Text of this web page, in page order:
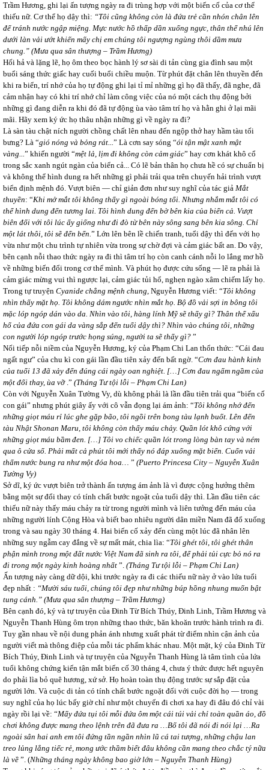
Trầm Hương, ghi lại ấn tượng ngày ra đi trùng hợp với một biến cố của cơ thể
thiếu nữ. Cơ thể họ dậy thì: “Tôi cũng không còn là đứa trẻ cần nhón chân lên
để tránh nước ngập miệng. Mực nước hồ thấp dần xuống ngực, thân thể nhú lên
dưới làn vải ướt khiến mấy chị em chúng tôi ngượng ngùng thôi dầm mưa
chung.” (Mưa qua sân thượng – Trầm Hương)
Hối hả và lặng lẽ, họ ôm theo bọc hành lý sơ sài di tản cùng gia đình sau một
buổi sáng thức giấc hay cuối buổi chiều muộn. Từ phút đặt chân lên thuyền đến
khi ra biển, trí nhớ của họ tự động ghi lại tỉ mỉ những gì họ đã thấy, đã nghe, đã
cảm nhận hay có khi trí nhớ chỉ làm công việc của nó một cách thụ động bởi
những gì đang diễn ra khi đó đã tự động ùa vào tâm trí họ và hằn ghi ở lại mãi
mãi. Hãy xem ký ức họ thâu nhận những gì về ngày ra đi?
Là sàn tàu chật ních người chồng chất lên nhau đến ngộp thở hay hầm tàu tối
bưng? Là “gió nóng và bỏng rát...” Là cơn say sóng “ói tận mật xanh mật
vàng...” khiến người “mệt lả, lịm đi không còn cảm giác” hay cơn khát khô cổ
trong sắc xanh ngút ngàn của biển cả... Có lẽ bản thân họ chưa hề có sự chuẩn bị
và không thể hình dung ra hết những gì phải trải qua trên chuyến hải trình vượt
biển định mệnh đó. Vượt biên ― chỉ giản đơn như suy nghĩ của tác giả Mắt
thuyền: “Khi mở mắt tôi không thấy gì ngoài bóng tối. Nhưng nhắm mắt tôi có
thể hình dung đến tương lai. Tôi hình dung đến bờ bên kia của biển cả. Vượt
biên đối với tôi lúc ấy giống như đi đò từ bên này sông sang bên kia sông. Chỉ
một lát thôi, tôi sẽ đến bến.” Lớn lên bên lề chiến tranh, tuổi dậy thì đến với họ
vừa như một chu trình tự nhiên vừa trong sự chờ đợi và cảm giác bất an. Do vậy,
bên cạnh nỗi thao thức ngày ra đi thì tâm trí họ còn canh cánh nỗi lo lắng mơ hồ
về những biến đổi trong cơ thể mình. Và phút họ được cứu sống ― lẽ ra phải là
cảm giác mừng vui thì ngược lại, cảm giác tủi hổ, nghẹn ngào xâm chiếm lấy họ.
Trong tự truyện Cyanide chẳng mệnh chung, Nguyễn Hương viết: “Tôi không
nhìn thấy mặt họ. Tôi không dám ngước nhìn mắt họ. Bộ đồ vải sợi in bông tôi
mặc lóp ngóp dán vào da. Nhìn vào tôi, hàng lính Mỹ sẽ thấy gì? Thân thể xấu
hổ của đứa con gái da vàng sắp đến tuổi dậy thì? Nhìn vào chúng tôi, những
con người lóp ngóp trước họng súng, người ta sẽ thấy gì? ”
Nối tiếp nỗi niềm của Nguyễn Hương, ký của Phạm Chi Lan thổn thức: “Cái đau
ngất ngư” của chu kì con gái lần đầu tiên xảy đến bất ngờ. “Cơn đau hành kinh
của tuổi 13 đã xảy đến đúng cái ngày oan nghiệt. […] Cơn đau ngấm ngầm của
một đổi thay, ùa vỡ.” (Tháng Tư tội lỗi – Phạm Chi Lan)
Còn với Nguyễn Xuân Tường Vy, dù không phải là lần đầu tiên trải qua “biến cố
con gái” nhưng phút giây ấy với cô vẫn đọng lại ám ảnh: “Tôi không nhớ đến
những giọt máu rỉ lúc ghe gặp bão, tôi ngồi trên bong tàu lạnh buốt. Lên đến
tàu Nhật Shonan Maru, tôi không còn thấy máu chảy. Quần lót khô cứng với
những giọt máu bầm đen. […] Tôi vo chiếc quần lót trong lòng bàn tay và ném
qua ô cửa sổ. Phải mất cả phút tôi mới thấy nó đáp xuống mặt biển. Cuốn vải
thấm nước bung ra như một đóa hoa… ” (Puerto Princesa City – Nguyễn Xuân
Tường Vy)
Sở dĩ, ký ức vượt biên trở thành ấn tượng ám ảnh là vì được cộng hưởng thêm
bằng một sự đổi thay có tính chất bước ngoặt của tuổi dậy thì. Lần đầu tiên các
thiếu nữ này thấy máu chảy ra từ trong người mình và liên tưởng đến máu của
những người lính Cộng Hòa và biết bao nhiêu người dân miền Nam đã đổ xuống
trong và sau ngày 30 tháng 4. Hai biến cố xảy đến cùng một lúc đã nhân lên
những suy ngẫm cay đắng về sự mất mát, chia lìa: “Tôi ghét tôi, tôi ghét thân
phận mình trong một đất nước Việt Nam đã sinh ra tôi, để phải tủi cực bỏ nó ra
đi trong một ngày kinh hoàng nhất ”. (Tháng Tư tội lỗi – Phạm Chi Lan)
Ấn tượng này càng dữ dội, khi trước ngày ra đi các thiếu nữ này ở vào lứa tuổi
đẹp nhất : “Mười sáu tuổi, chúng tôi đẹp như những búp hồng nhung muốn bật
tung cánh.” (Mưa qua sân thượng – Trầm Hương)
Bên cạnh đó, ký và tự truyện của Đinh Từ Bích Thúy, Đinh Linh, Trầm Hương và
Nguyễn Thanh Hùng ôm trọn những thao thức, băn khoăn trước hành trình ra đi.
Tuy gần nhau về nội dung phản ánh nhưng xuất phát từ điểm nhìn cận ảnh của
người viết mà thông điệp của mỗi tác phẩm khác nhau. Một mặt, ký của Đinh Từ
Bích Thúy, Đinh Linh và tự truyện của Nguyễn Thanh Hùng là tâm tình của lứa
tuổi không chứng kiến tận mắt biến cố 30 tháng 4, chưa ý thức được hết nguyên
do phải lìa bỏ quê hương, xứ sở. Họ hoàn toàn thụ động trước sự sắp đặt của
người lớn. Và cuộc di tản có tính chất bước ngoặt đối với cuộc đời họ ― trong
suy nghĩ của họ lúc bấy giờ chỉ như một chuyến đi chơi xa hay đi đâu đó chỉ vài
ngày rồi lại về: “Mấy đứa tụi tôi mỗi đứa ôm một cái túi vải chỉ toàn quần áo, đồ
chơi không được mang theo lệnh trên đã đưa ra …Bố tôi đã nói đi nói lại …Ra
ngoài sân hai anh em tôi đứng tần ngần nhìn lũ cá tai tượng, những chậu lan
treo lủng lẳng tiếc rẻ, mong ước thầm biết đâu không cần mang theo chắc tý nữa
là về ”. (Những tháng ngày không bao giờ lớn – Nguyễn Thanh Hùng)